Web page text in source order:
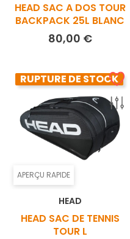
HEAD SAC A DOS TOUR
BACKPACK 25L BLANC
80,00 €Prix
APERÇU RAPIDE
RUPTURE DE STOCK
HEAD
HEAD SAC DE TENNIS
TOUR L